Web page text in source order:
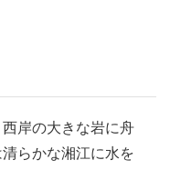
岸の大きな岩に舟
らかな湘江に水を